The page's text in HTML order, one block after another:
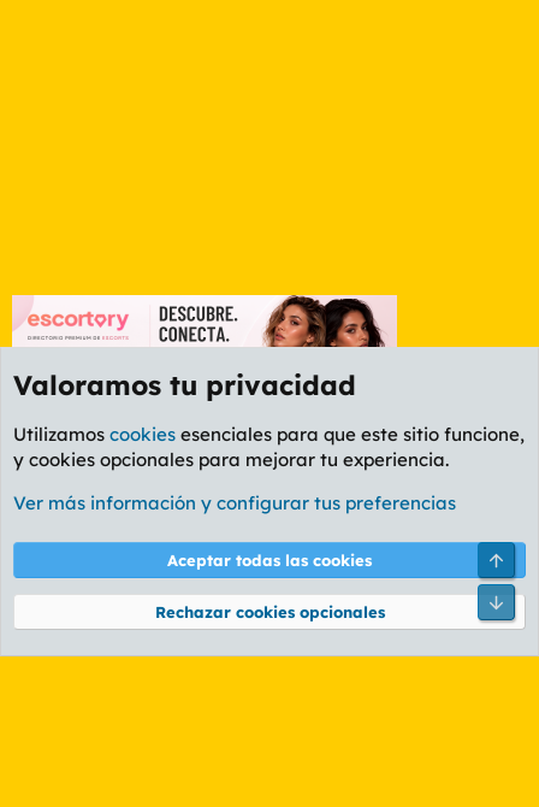
Etiquetas
Cookies
PL OLDSTYLE AMARILLO
Términos y reglas Política de privacidad Ayuda
Community platform by XenForo® © 2010-2026 XenForo Ltd.
Valoramos tu privacidad
Utilizamos cookies esenciales para que este sitio funcione,
y cookies opcionales para mejorar tu experiencia.
Ver más información y configurar tus preferencias
Aceptar todas las cookies
Rechazar cookies opcionales
Pie